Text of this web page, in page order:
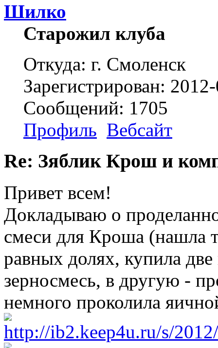
Шилко
Старожил клуба
Откуда: г. Смоленск
Зарегистрирован:
Сообщений: 1705
Профиль Вебсайт
Re: Зяблик Крош и
Привет всем!
Докладываю о
смеси для Кроша (нашла
равных долях, купила
зерносмесь, в другую -
немного проколила